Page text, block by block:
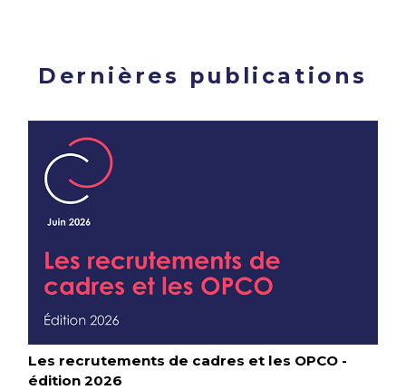
Dernières publications
Les recrutements de cadres et les OPCO -
édition 2026